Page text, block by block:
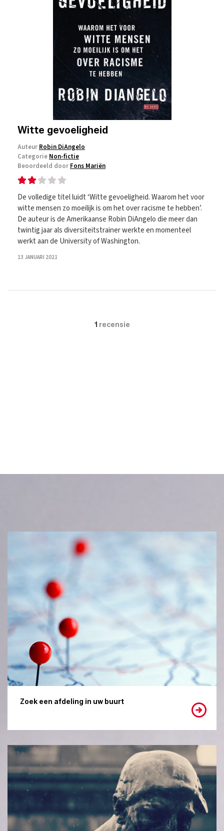
Witte gevoeligheid
Auteur Robin DiAngelo
Categorie Non-fictie
Beoordeeld door Fons Mariën
De volledige titel luidt ‘Witte gevoeligheid. Waarom het voor
witte mensen zo moeilijk is om het over racisme te hebben’.
De auteur is de Amerikaanse Robin DiAngelo die meer dan
twintig jaar als diversiteitstrainer werkte en momenteel
werkt aan de University of Washington.
13 JANUARI 2021
1 recensie
Zoek een afdeling in uw buurt